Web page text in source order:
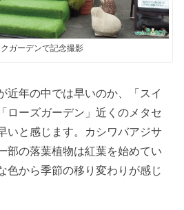
クガーデンで記念撮影
近年の中では早いのか、「スイ
ローズガーデン」近くのメタセ
いと感じます。カシワバアジサ
部の落葉植物は紅葉を始めてい
色から季節の移り変わりが感じ